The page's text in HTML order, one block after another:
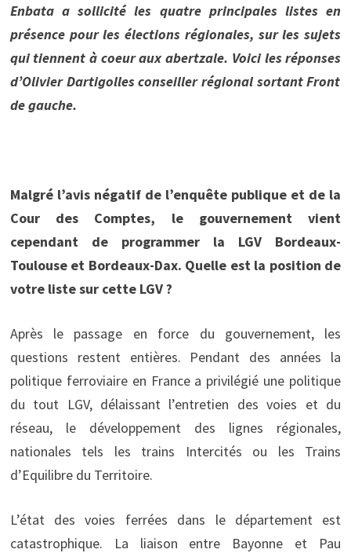
Enbata a sollicité les quatre principales listes en
présence pour les élections régionales, sur les sujets
qui tiennent à coeur aux abertzale. Voici les réponses
d’Olivier Dartigolles conseiller régional sortant Front
de gauche.
Malgré l’avis négatif de l’enquête publique et de la
Cour des Comptes, le gouvernement vient
cependant de programmer la LGV Bordeaux-
Toulouse et Bordeaux-Dax. Quelle est la position de
votre liste sur cette LGV ?
Après le passage en force du gouvernement, les
questions restent entières. Pendant des années la
politique ferroviaire en France a privilégié une politique
du tout LGV, délaissant l’entretien des voies et du
réseau, le développement des lignes régionales,
nationales tels les trains Intercités ou les Trains
d’Equilibre du Territoire.
L’état des voies ferrées dans le département est
catastrophique. La liaison entre Bayonne et Pau